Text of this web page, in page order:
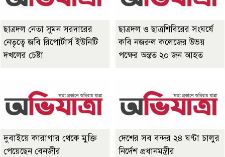
ছাত্রদল নেতা সুমন সরদারের
নেতৃত্বে জবি রিপোর্টার্স ইউনিটি
দখলের চেষ্টা
ছাত্রদল ও ছাত্রশিবিরের সংঘর্ষে
কবি নজরুল কলেজের উভয়
পক্ষের অন্তত ২০ জন আহত
দুবাইয়ে কারাগার থেকে মুক্তি
পেয়েছেন বেনজীর
দেশের সব বন্দর ২৪ ঘণ্টা চালুর
নির্দেশ প্রধানমন্ত্রীর